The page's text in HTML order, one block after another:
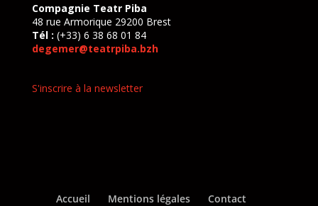
Compagnie Teatr Piba
48 rue Armorique 29200 Brest
Tél : (+33) 6 38 68 01 84
degemer@teatrpiba.bzh
S'inscrire à la newsletter
Accueil Mentions légales Contact